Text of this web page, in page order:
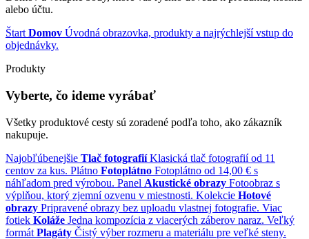
alebo účtu.
Štart Domov Úvodná obrazovka, produkty a najrýchlejší vstup do
objednávky.
Produkty
Vyberte, čo ideme vyrábať
Všetky produktové cesty sú zoradené podľa toho, ako zákazník
nakupuje.
Najobľúbenejšie Tlač fotografií Klasická tlač fotografií od 11
centov za kus. Plátno Fotoplátno Fotoplátno od 14,00 € s
náhľadom pred výrobou. Panel Akustické obrazy Fotoobraz s
výplňou, ktorý zjemní ozvenu v miestnosti. Kolekcie Hotové
obrazy Pripravené obrazy bez uploadu vlastnej fotografie. Viac
fotiek Koláže Jedna kompozícia z viacerých záberov naraz. Veľký
formát Plagáty Čistý výber rozmeru a materiálu pre veľké steny.